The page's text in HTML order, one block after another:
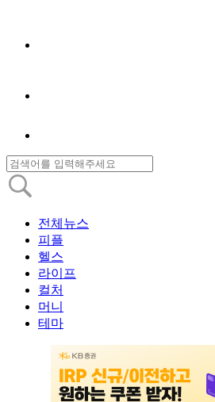
전체뉴스
피플
헬스
라이프
컬처
머니
테마